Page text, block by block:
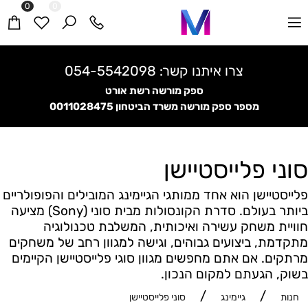
צרו איתנו קשר: 054-5542098
ספק מורשה רשת אורט
מספר ספק מורשה משרד הביטחון0011028475
0
סוני פלייסטיישן
פלייסטיישן הוא אחד ממותגי הגיימינג המובילים והפופולריים
ביותר בעולם. סדרת הקונסולות מבית סוני (Sony) מציעה
חוויית משחק עשירה ואיכותית, המשלבת טכנולוגיה
מתקדמת, ביצועים גבוהים, וגישה למגוון רחב של משחקים
מרתקים. אם אתם מחפשים מגוון סוגי פלייסטיישן הקיימים
בשוק, הגעתם למקום הנכון.
חנות / גיימינג / סוני פלייסטיישן